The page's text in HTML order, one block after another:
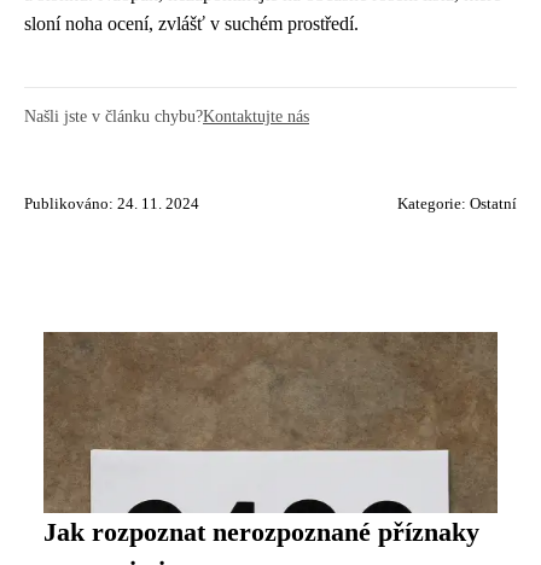
sloní noha ocení, zvlášť v suchém prostředí.
Našli jste v článku chybu?Kontaktujte nás
Publikováno: 24. 11. 2024 Kategorie: Ostatní
Jak rozpoznat nerozpoznané příznaky